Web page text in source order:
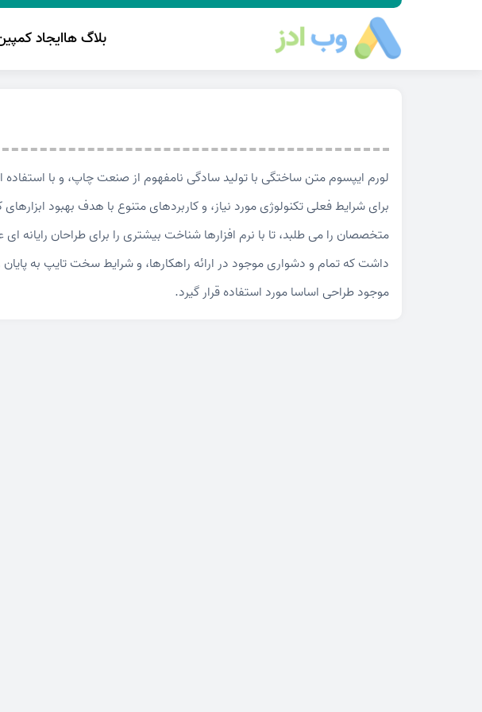
بلاگ هاایجاد
لورم ایپسوم متن ساختگی با تولید سادگی نامفهوم از صنعت چاپ، و با
برای شرایط فعلی تکنولوژی مورد نیاز، و کاربردهای متنوع با هدف بهبود
متخصصان را می طلبد، تا با نرم افزارها شناخت بیشتری را برای طراحان
داشت که تمام و دشواری موجود در ارائه راهکارها، و شرایط سخت تایپ به
موجود طراحی اساسا مورد استفاده قرار گیرد.